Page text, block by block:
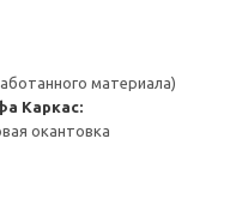
материала)
Каркас:
окантовка